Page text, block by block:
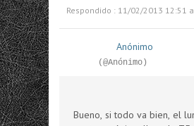
Respondido : 11/02/2013 12:51
Anónimo
(@Anónimo)
Bueno, si todo va bien, el